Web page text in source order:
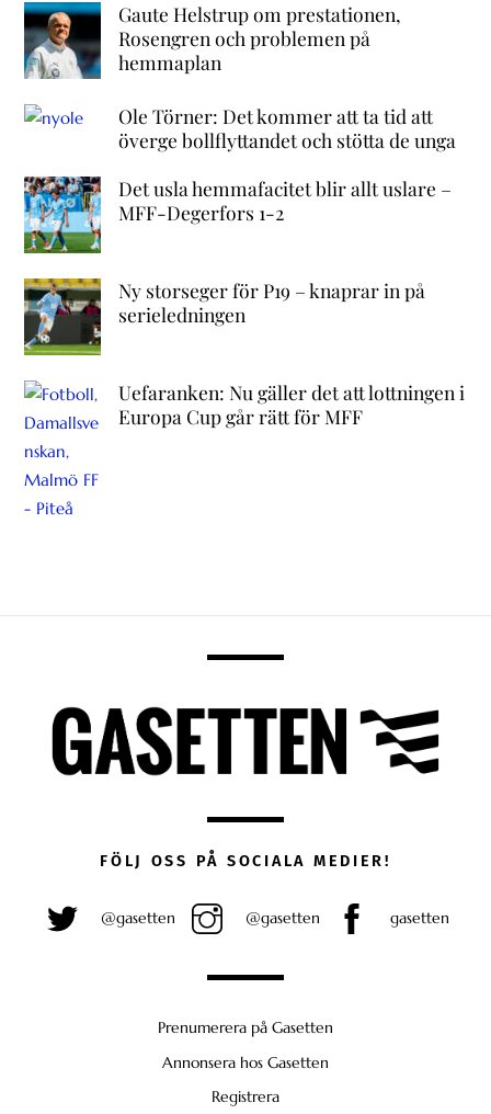
Gaute Helstrup om prestationen,
Rosengren och problemen på
hemmaplan
Ole Törner: Det kommer att ta tid att
överge bollflyttandet och stötta de unga
Det usla hemmafacitet blir allt uslare –
MFF-Degerfors 1-2
Ny storseger för P19 – knaprar in på
serieledningen
Uefaranken: Nu gäller det att lottningen i
Europa Cup går rätt för MFF
FÖLJ OSS PÅ SOCIALA MEDIER!
@gasetten @gasetten gasetten
Prenumerera på Gasetten
Annonsera hos Gasetten
Registrera